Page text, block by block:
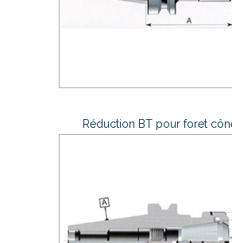
Réduction BT pour foret